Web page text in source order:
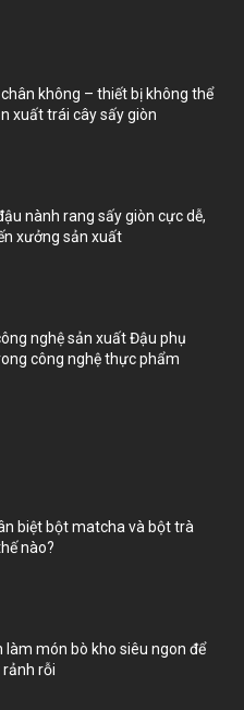
không – thiết bị không thể
xuất trái cây sấy giòn
nành rang sấy giòn cực dễ,
xưởng sản xuất
nghệ sản xuất Đậu phụ
công nghệ thực phẩm
biệt bột matcha và bột trà
nào?
làm món bò kho siêu ngon để
rảnh rỗi